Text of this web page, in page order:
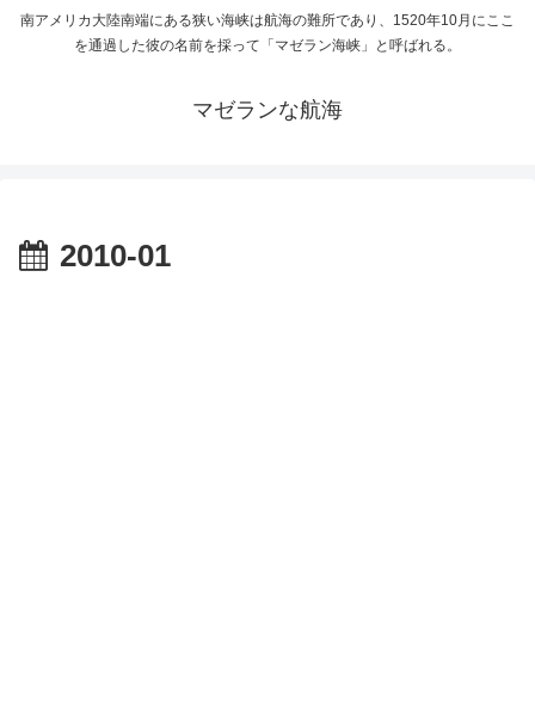
南アメリカ大陸南端にある狭い海峡は航海の難所であり、1520年10月にここ
を通過した彼の名前を採って「マゼラン海峡」と呼ばれる。
マゼランな航海
2010-01